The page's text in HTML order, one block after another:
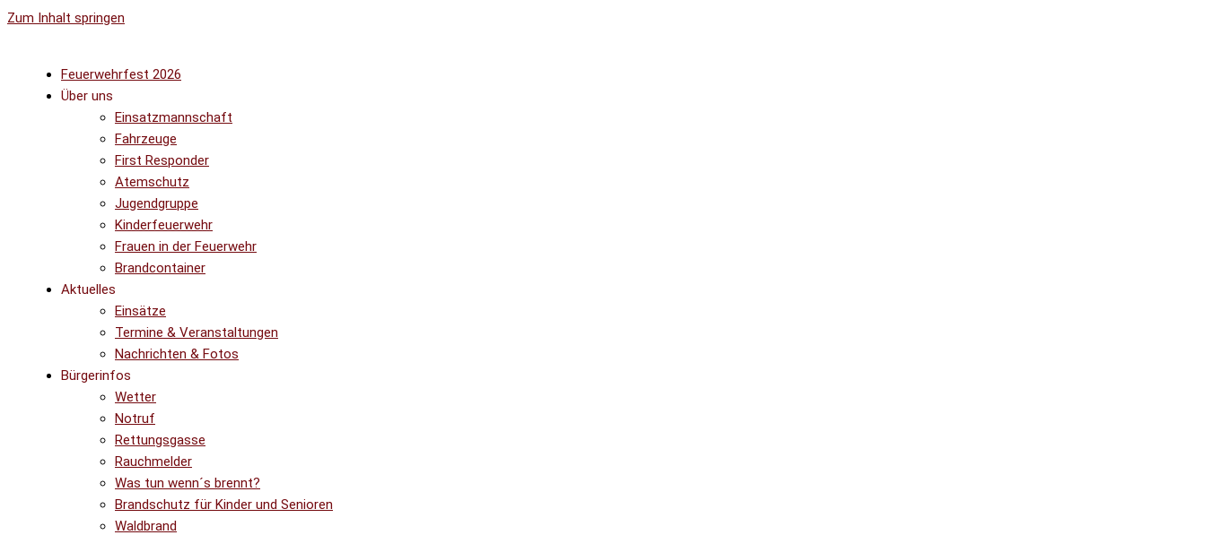
Zum Inhalt springen
Feuerwehrfest 2026
Über uns
Einsatzmannschaft
Fahrzeuge
First Responder
Atemschutz
Jugendgruppe
Kinderfeuerwehr
Frauen in der Feuerwehr
Brandcontainer
Aktuelles
Einsätze
Termine & Veranstaltungen
Nachrichten & Fotos
Bürgerinfos
Wetter
Notruf
Rettungsgasse
Rauchmelder
Was tun wenn´s brennt?
Brandschutz für Kinder und Senioren
Waldbrand